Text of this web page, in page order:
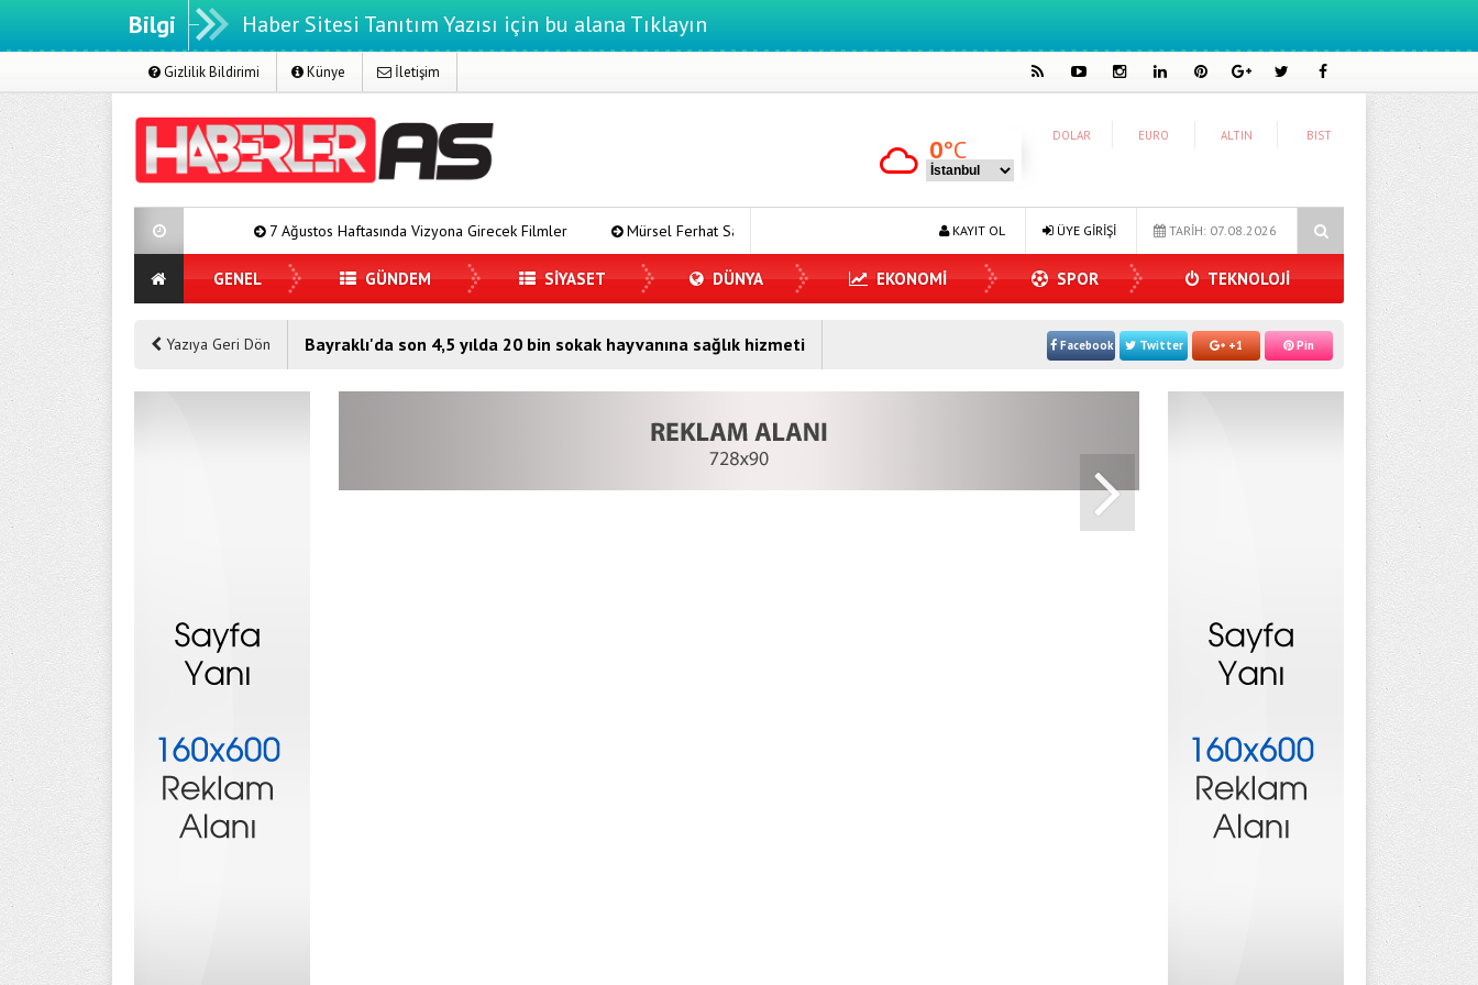
Bilgi Haber Sitesi Tanıtım Yazısı için bu alana Tıklayın
Gizlilik Bildirimi Künye İletişim
DOLAR EURO ALTIN BIST
0°C
7 Ağustos Haftasında Vizyona Girecek Filmler Mürsel Ferhat Sağlam Tek Rumeli Tv’de Marka Atölyesi Programına Konuk Oldu Dijitalleşme Ebelik Hizmetlerini Dönüştürüyor
TARİH: 07.08.2026
ÜYE GİRİŞİ
KAYIT OL
GENEL GÜNDEM SİYASET DÜNYA EKONOMİ SPOR TEKNOLOJİ
Yazıya Geri Dön Bayraklı'da son 4,5 yılda 20 bin sokak hayvanına sağlık hizmeti Facebook Twitter +1 Pin